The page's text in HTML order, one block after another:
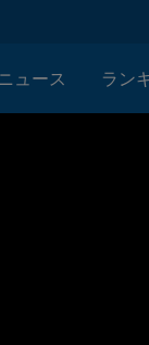
ュース ラン